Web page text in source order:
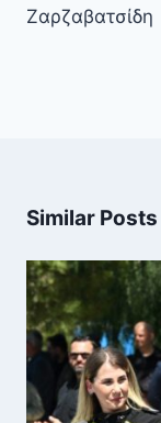
Ζαρζαβατσίδη
Similar Posts